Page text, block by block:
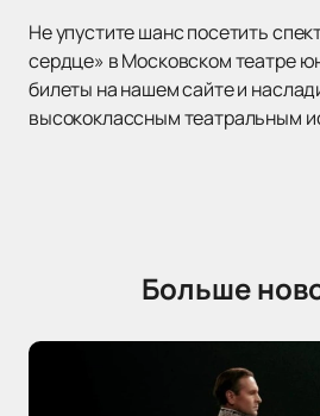
Не упустите шанс посетить
сердце» в Московском театре
билеты на нашем сайте и
высококлассным театральным
Больше